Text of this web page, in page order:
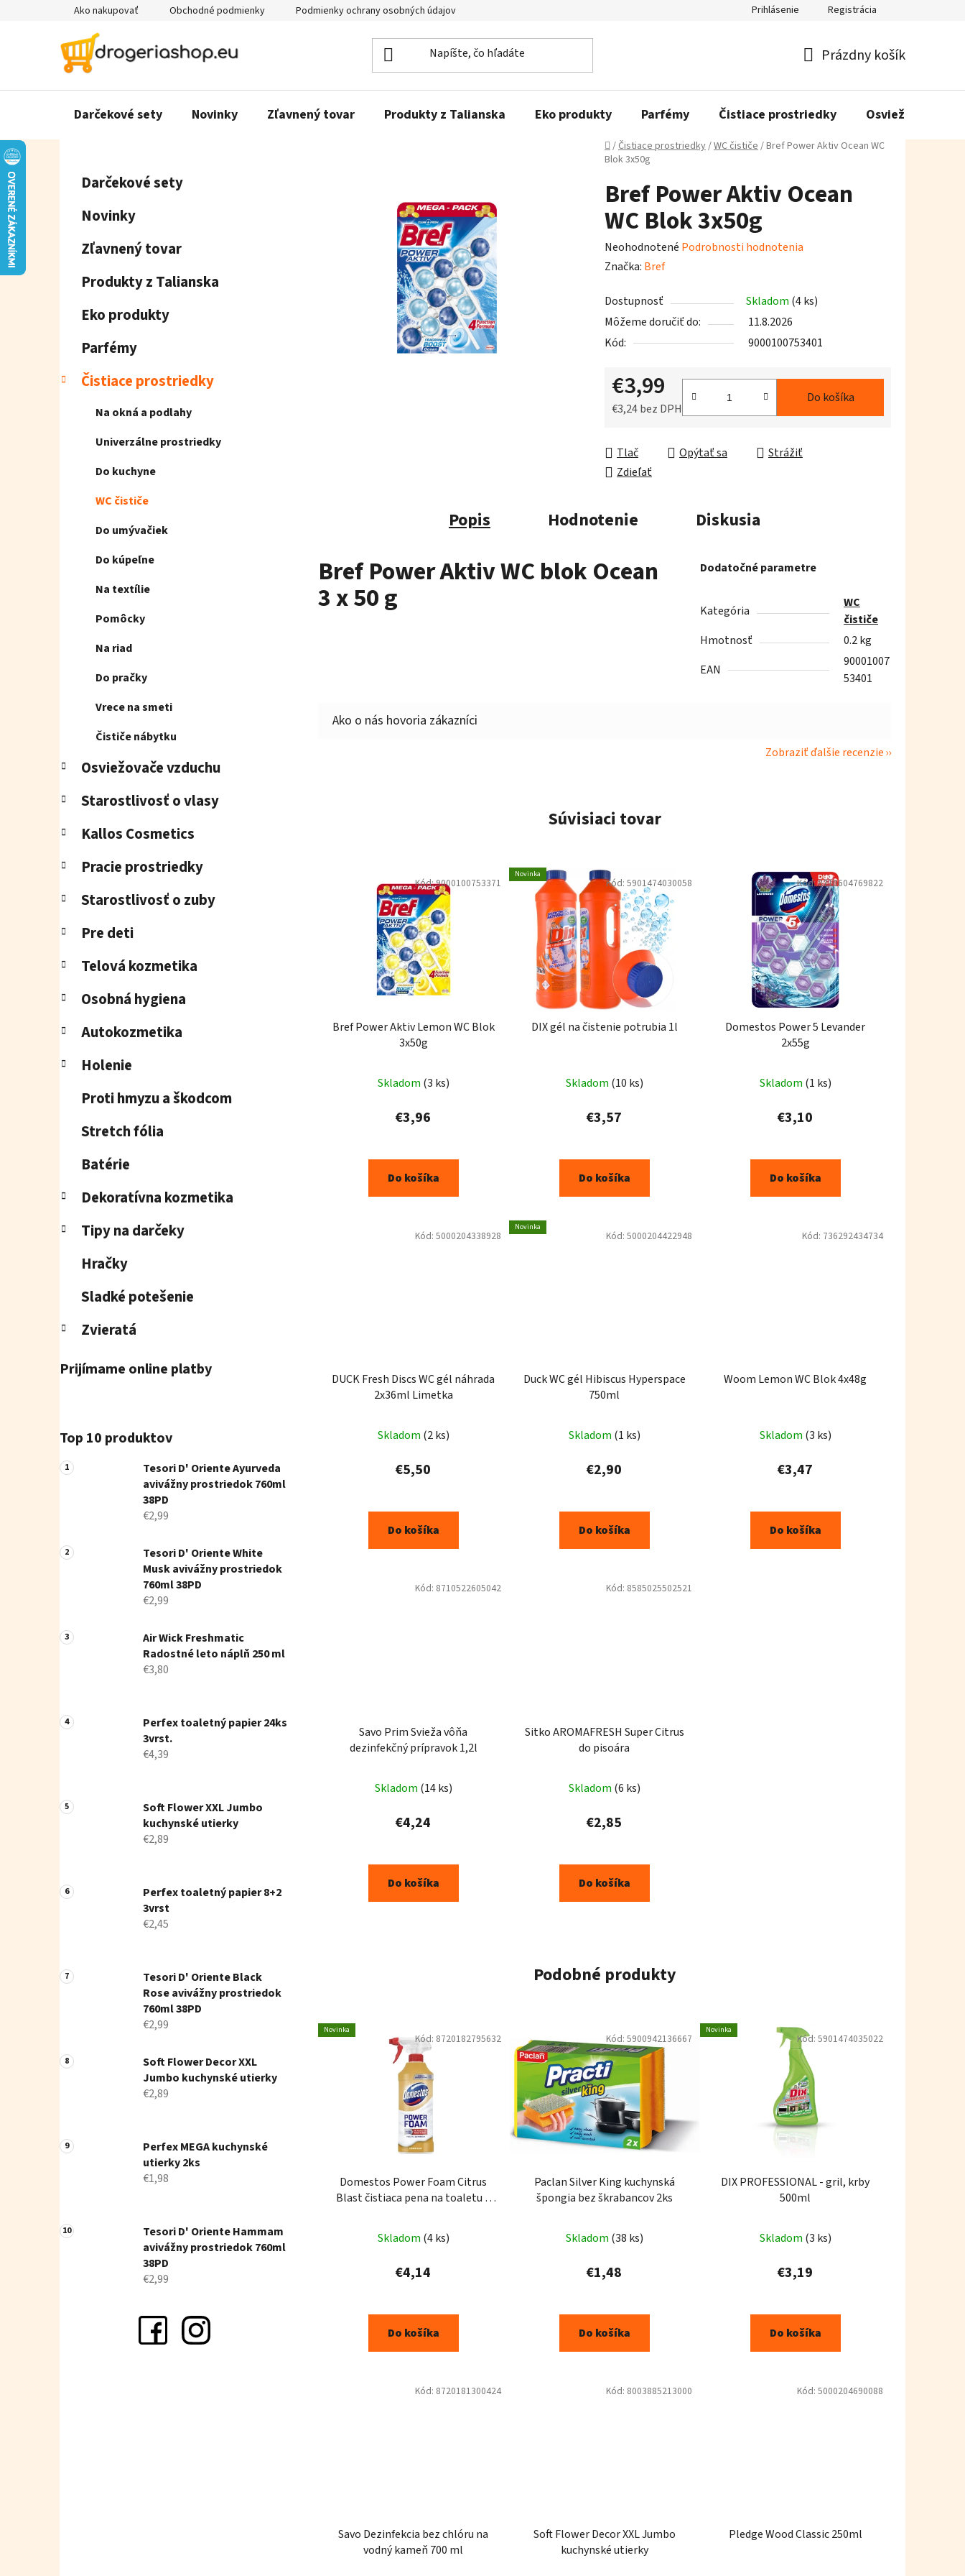
Ako nakupovať Obchodné podmienky Podmienky ochrany osobných údajov Prihlásenie Registrácia
košík
Prázdny košík
Darčekové sety Novinky Zľavnený tovar Produkty z Talianska Eko produkty Parfémy Čistiace prostriedky Osviežovače
Domov
/Čistiace prostriedky/WC čističe/Bref Power Aktiv Ocean WC
Blok 3x50g
Preskočiť
kategórie
Darčekové sety
Novinky
Zľavnený tovar
Produkty z Talianska
Eko produkty
Parfémy
Čistiace prostriedky
Na okná a podlahy
Univerzálne prostriedky
Do kuchyne
WC čističe
Do umývačiek
Do kúpeľne
Na textílie
Pomôcky
Na riad
Do pračky
Vrece na smeti
Čističe nábytku
Osviežovače vzduchu
Starostlivosť o vlasy
Kallos Cosmetics
Pracie prostriedky
Starostlivosť o zuby
Pre deti
Telová kozmetika
Osobná hygiena
Autokozmetika
Holenie
Proti hmyzu a škodcom
Stretch fólia
Batérie
Dekoratívna kozmetika
Tipy na darčeky
Hračky
Sladké potešenie
Zvieratá
Prijímame online platby
Top 10 produktov
Tesori D' Oriente Ayurveda
avivážny prostriedok 760ml
38PD
€2,99
Tesori D' Oriente White
Musk avivážny prostriedok
760ml 38PD
€2,99
Air Wick Freshmatic
Radostné leto náplň 250 ml
€3,80
Perfex toaletný papier 24ks
3vrst.
€4,39
Soft Flower XXL Jumbo
kuchynské utierky
€2,89
Perfex toaletný papier 8+2
3vrst
€2,45
Tesori D' Oriente Black
Rose avivážny prostriedok
760ml 38PD
€2,99
Soft Flower Decor XXL
Jumbo kuchynské utierky
€2,89
Perfex MEGA kuchynské
utierky 2ks
€1,98
Tesori D' Oriente Hammam
avivážny prostriedok 760ml
38PD
€2,99
Bref Power Aktiv Ocean
WC Blok 3x50g
Priemerné
hodnotenie
je
0,0
z
hviezdičiek.
Neohodnotené Podrobnosti hodnotenia
Značka: Bref
Dostupnosť Skladom (4 ks)
Môžeme doručiť do:
11.8.2026
Kód:
9000100753401
€3,99
€3,24 bez DPH
Do košíka
Tlač Opýtať sa
Strážiť
Zdieľať
Popis Hodnotenie Diskusia
Bref Power Aktiv WC blok Ocean
3 x 50 g
Dodatočné parametre
Kategória
WC
čističe
Hmotnosť
0.2 kg
EAN
90001007
53401
Zobraziť ďalšie recenzie
Súvisiaci tovar
Bref Power Aktiv Lemon WC Blok
3x50g
Skladom (3 ks)
€3,96
Do košíka
Kód:9000100753371
Novinka
DIX gél na čistenie potrubia 1l
Skladom (10 ks)
€3,57
Do košíka
Kód: 5901474030058
Domestos Power 5 Levander
2x55g
Skladom (1 ks)
€3,10
Do košíka
Kód:8710604769822
DUCK Fresh Discs WC gél náhrada
2x36ml Limetka
Skladom (2 ks)
€5,50
Do košíka
Kód: 5000204338928
Novinka
Duck WC gél Hibiscus Hyperspace
750ml
Skladom (1 ks)
€2,90
Do košíka
Kód: 5000204422948
Woom Lemon WC Blok 4x48g
Skladom (3 ks)
€3,47
Do košíka
Kód: 736292434734
Savo Prim Svieža vôňa
dezinfekčný prípravok 1,2l
Skladom (14 ks)
€4,24
Do košíka
Kód: 8710522605042
Sitko AROMAFRESH Super Citrus
do pisoára
Skladom (6 ks)
€2,85
Do košíka
Kód: 8585025502521
Podobné produkty
Novinka
Domestos Power Foam Citrus
Blast čistiaca pena na toaletu a
Skladom (4 ks)
€4,14
Do košíka
Kód: 8720182795632
Paclan Silver King kuchynská
špongia bez škrabancov 2ks
Skladom (38 ks)
€1,48
Do košíka
Kód: 5900942136667
Novinka
DIX PROFESSIONAL - gril, krby
500ml
Skladom (3 ks)
€3,19
Do košíka
Kód: 5901474035022
Savo Dezinfekcia bez chlóru na
vodný kameň 700 ml
Kód: 8720181300424
Soft Flower Decor XXL Jumbo
kuchynské utierky
Kód: 8003885213000
Pledge Wood Classic 250ml
Kód: 5000204690088